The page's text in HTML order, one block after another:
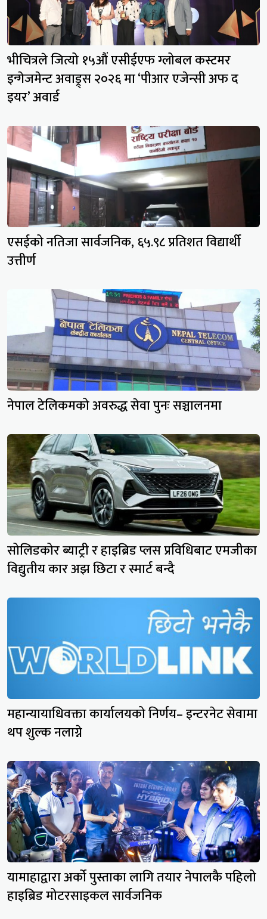
भीचित्रले जित्यो १५औं एसीईएफ ग्लोबल कस्टमर
इन्गेजमेन्ट अवाड्र्स २०२६ मा ‘पीआर एजेन्सी अफ द
इयर’ अवार्ड
एसईको नतिजा सार्वजनिक, ६५.९८ प्रतिशत विद्यार्थी
उत्तीर्ण
नेपाल टेलिकमको अवरुद्ध सेवा पुनः सञ्चालनमा
सोलिडकोर ब्याट्री र हाइब्रिड प्लस प्रविधिबाट एमजीका
विद्युतीय कार अझ छिटा र स्मार्ट बन्दै
महान्यायाधिवक्ता कार्यालयको निर्णय– इन्टरनेट सेवामा
थप शुल्क नलाग्ने
यामाहाद्वारा अर्को पुस्ताका लागि तयार नेपालकै पहिलो
हाइब्रिड मोटरसाइकल सार्वजनिक